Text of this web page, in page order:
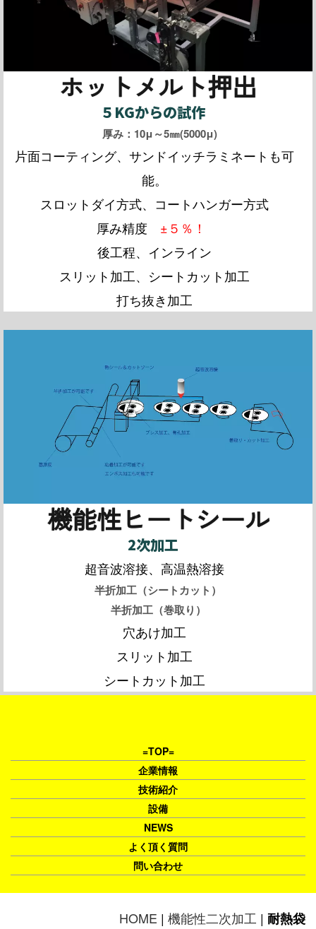
ホットメルト押出
５KGからの試作
厚み：10μ～5㎜(5000μ)
片面コーティング、サンドイッチラミネートも可
能。
スロットダイ方式、コートハンガー方式
厚み精度 ±５％！
後工程、インライン
スリット加工、シートカット加工
打ち抜き加工
機能性ヒートシール
2次加工
超音波溶接、高温熱溶接
半折加工（シートカット）
半折加工（巻取り）
穴あけ加工
スリット加工
シートカット加工
=TOP=
企業情報
技術紹介
設備
NEWS
よく頂く質問
問い合わせ
HOME | 機能性二次加工 | 耐熱袋